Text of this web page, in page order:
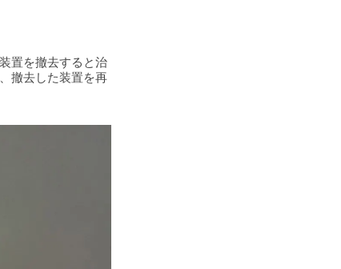
置を撤去すると治
撤去した装置を再